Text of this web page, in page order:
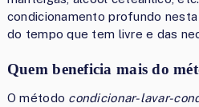
condicionamento profundo
do tempo que tem livre e das
Quem beneficia mais do
O método condicionar-lavar-